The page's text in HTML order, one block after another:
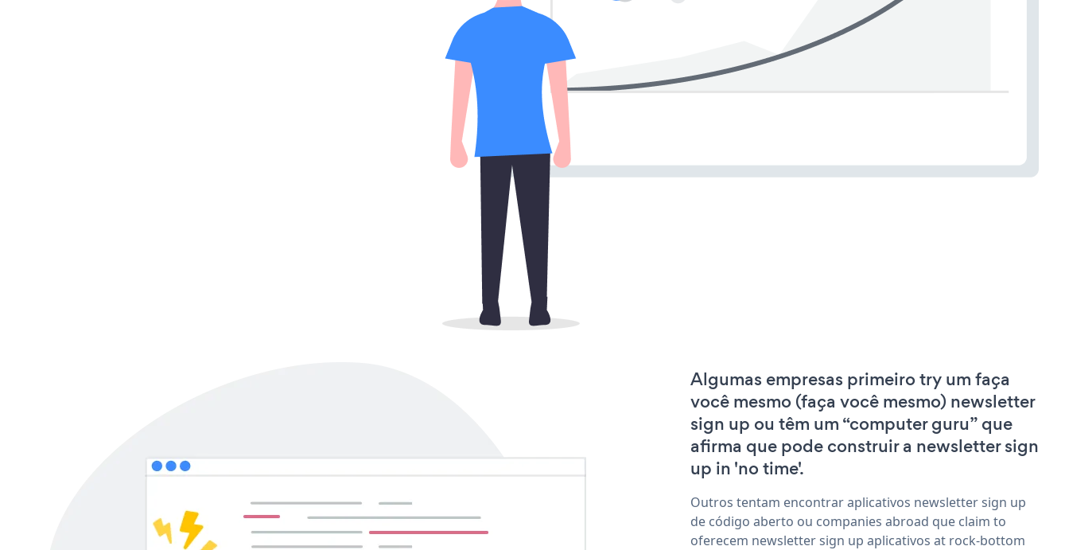
Algumas empresas primeiro try um faça
você mesmo (faça você mesmo) newsletter
sign up ou têm um “computer guru” que
afirma que pode construir a newsletter sign
up in 'no time'.
Outros tentam encontrar aplicativos newsletter sign up
de código aberto ou companies abroad que claim to
oferecem newsletter sign up aplicativos at rock-bottom